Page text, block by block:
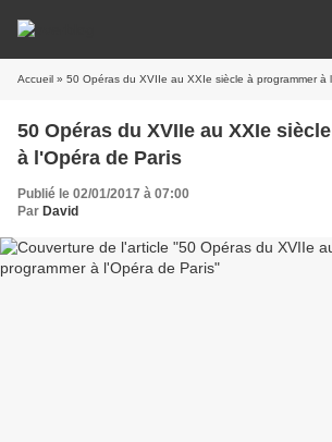
Accueil » 50 Opéras du XVIIe au XXIe siècle à programmer à
50 Opéras du XVIIe au XXIe
à l'Opéra de Paris
Publié le 02/01/2017 à 07:00
Par David